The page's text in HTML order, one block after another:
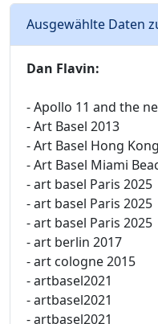
Ausgewählte Daten
Dan Flavin:
- Apollo 11 and the
- Art Basel 2013
- Art Basel Hong
- Art Basel Miami
- art basel Paris 2025
- art basel Paris 2025
- art basel Paris 2025
- art berlin 2017
- art cologne 2015
- artbasel2021
- artbasel2021
- artbasel2021